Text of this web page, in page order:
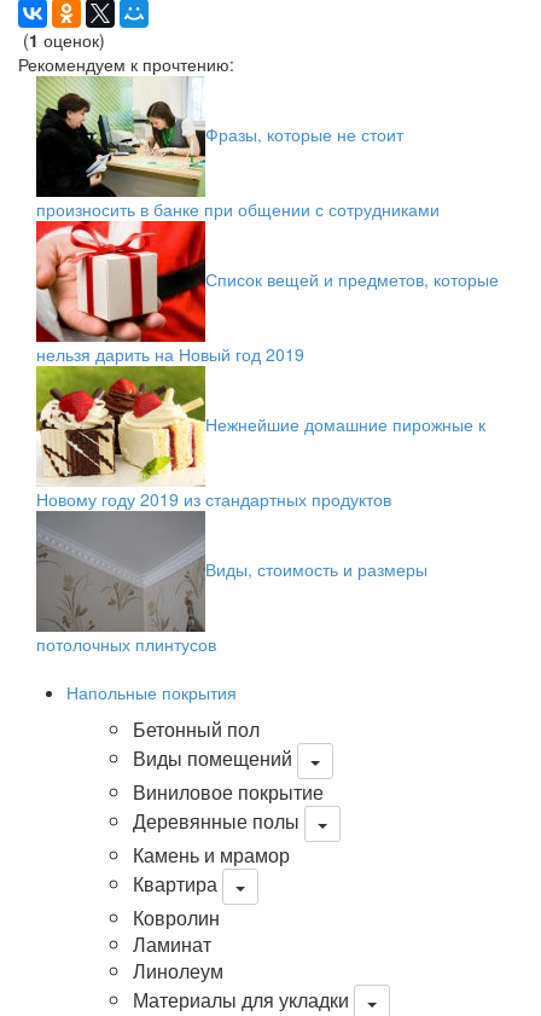
(1 оценок)
Рекомендуем к прочтению:
Фразы, которые не стоит
произносить в банке при общении с сотрудниками
Список вещей и предметов, которые
нельзя дарить на Новый год 2019
Нежнейшие домашние пирожные к
Новому году 2019 из стандартных продуктов
Виды, стоимость и размеры
потолочных плинтусов
Напольные покрытия
Бетонный пол
Виды помещений
Виниловое покрытие
Деревянные полы
Камень и мрамор
Квартира
Ковролин
Ламинат
Линолеум
Материалы для укладки